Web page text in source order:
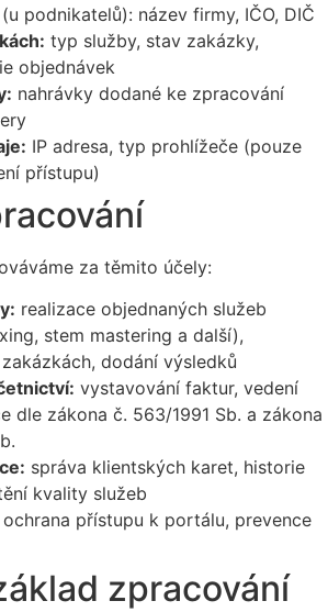
(u podnikatelů): název firmy, IČO, DIČ
typ služby, stav zakázky,
objednávek
nahrávky dodané ke zpracování
IP adresa, typ prohlížeče (pouze
přístupu)
za těmito účely:
realizace objednaných služeb
stem mastering a další),
dodání výsledků
vystavování faktur, vedení
dle zákona č. 563/1991 Sb. a zákona
správa klientských karet, historie
kvality služeb
ochrana přístupu k portálu, prevence
zpracování